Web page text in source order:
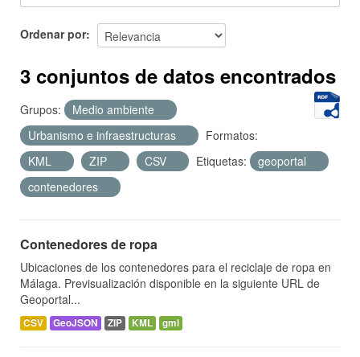
Acerca de
Ordenar por
3 conjuntos de datos encontrados
Grupos:
Medio ambiente
Urbanismo e infraestructuras
Formatos:
KML
ZIP CSV Etiquetas:
geoportal
contenedores
Contenedores de ropa
Ubicaciones de los contenedores para el reciclaje de ropa en
Málaga. Previsualización disponible en la siguiente URL de
Geoportal...
CSV GeoJSON ZIP KML gml